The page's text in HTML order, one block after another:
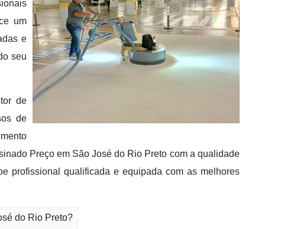
um
e
seu
de
de
Preço em São José do Rio Preto com a qualidade
profissional qualificada e equipada com as melhores
do Rio Preto?